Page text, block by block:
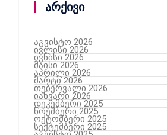
არქივი
აგვისტო 2026
ივლისი 2026
ივნისი 2026
მაისი 2026
აპრილი 2026
მარტი 2026
თებერვალი 2026
იანვარი 2026
დეკემბერი 2025
ნოემბერი 2025
ოქტომბერი 2025
სექტემბერი 2025